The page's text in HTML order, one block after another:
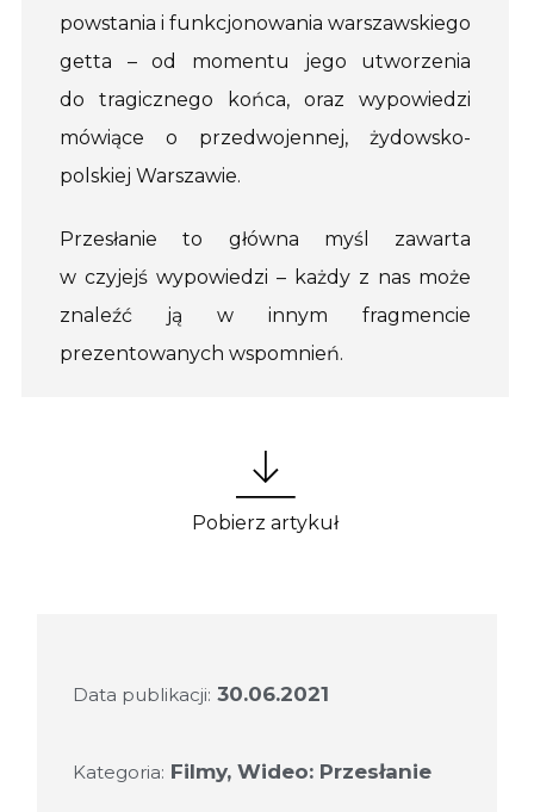
powstania i funkcjonowania warszawskiego
getta – od momentu jego utworzenia
do tragicznego końca, oraz wypowiedzi
mówiące o przedwojennej, żydowsko-
polskiej Warszawie.
Przesłanie to główna myśl zawarta
w czyjejś wypowiedzi – każdy z nas może
znaleźć ją w innym fragmencie
prezentowanych wspomnień.
Pobierz artykuł
Data publikacji: 30.06.2021
Kategoria: Filmy,Wideo: Przesłanie